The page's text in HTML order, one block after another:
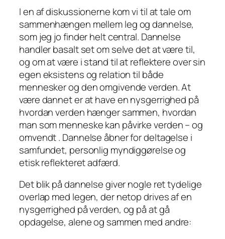
I en af diskussionerne kom vi til at tale om
sammenhængen mellem leg og dannelse,
som jeg jo finder helt central. Dannelse
handler basalt set om selve det at være til,
og om at være i stand til at reflektere over sin
egen eksistens og relation til både
mennesker og den omgivende verden. At
være dannet er at have en nysgerrighed på
hvordan verden hænger sammen, hvordan
man som menneske kan påvirke verden – og
omvendt . Dannelse åbner for deltagelse i
samfundet, personlig myndiggørelse og
etisk reflekteret adfærd.
Det blik på dannelse giver nogle ret tydelige
overlap med legen, der netop drives af en
nysgerrighed på verden, og på at gå
opdagelse, alene og sammen med andre: